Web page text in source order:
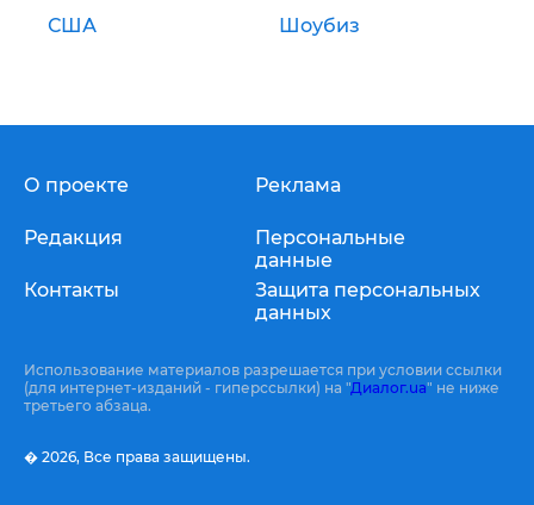
США Шоубиз
О проекте
Редакция
Контакты
Реклама
Персональные
данные
Защита персональных
данных
Использование материалов разрешается при условии ссылки
(для интернет-изданий - гиперссылки) на "Диалог.ua" не ниже
третьего абзаца.
� 2026, Все права защищены.